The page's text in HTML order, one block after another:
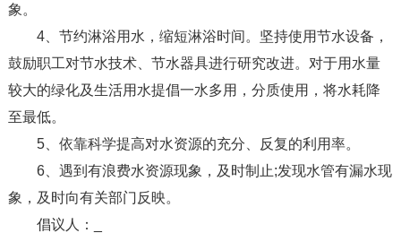
象。
4、节约淋浴用水，缩短淋浴时间。坚持使用节水设备，
鼓励职工对节水技术、节水器具进行研究改进。对于用水量
较大的绿化及生活用水提倡一水多用，分质使用，将水耗降
至最低。
5、依靠科学提高对水资源的充分、反复的利用率。
6、遇到有浪费水资源现象，及时制止;发现水管有漏水现
象，及时向有关部门反映。
倡议人：_